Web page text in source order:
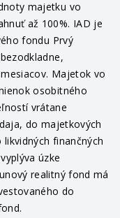
majetku vo
až 100%. IAD je
fondu Prvý
Majetok vo
osobitného
vrátane
do majetkových
finančných
úzke
realitný fond má
do